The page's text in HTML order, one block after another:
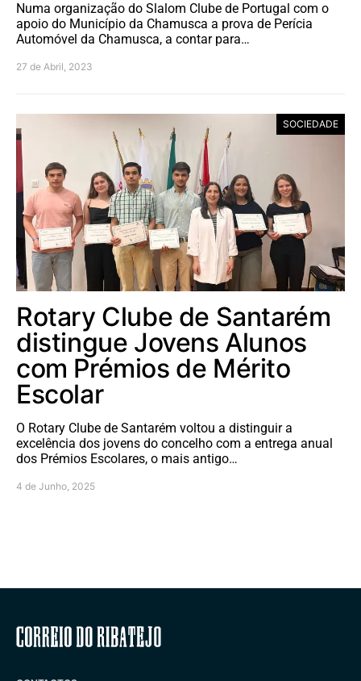
Numa organização do Slalom Clube de Portugal com o
apoio do Município da Chamusca a prova de Perícia
Automóvel da Chamusca, a contar para…
27 de Abril, 2023
SOCIEDADE
Rotary Clube de Santarém
distingue Jovens Alunos
com Prémios de Mérito
Escolar
O Rotary Clube de Santarém voltou a distinguir a
excelência dos jovens do concelho com a entrega anual
dos Prémios Escolares, o mais antigo…
4 de Junho, 2025
Correio do Ribatejo